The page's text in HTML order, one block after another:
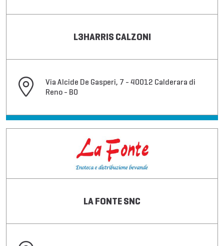
L3HARRIS CALZONI
Via Alcide De Gasperi, 7 - 40012 Calderara di
Reno - BO
LA FONTE SNC